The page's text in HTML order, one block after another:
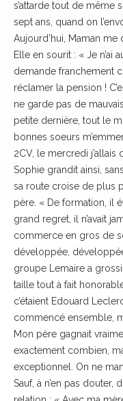
s’attarde tout de même
sept ans, quand on
Aujourd’hui, Maman
Elle en sourit : « Je n’ai
demande franchement
réclamer la pension !
ne garde pas de
petite dernière, tout le
bonnes soeurs
2CV, le mercredi j’allais
Sophie grandit ainsi,
sa route croise de plus
père. « De formation, il
grand regret, il n’avait
commerce en gros de
développée,
groupe Lemaire a
taille tout à fait
c’étaient Edouard
commencé ensemble,
Mon père gagnait
exactement combien,
exceptionnel. On ne
Sauf, à n’en pas douter,